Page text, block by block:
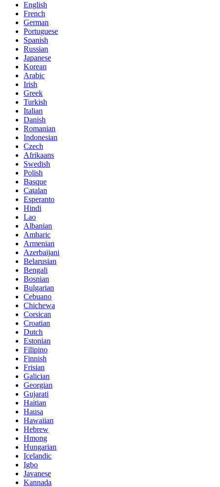
English
French
German
Portuguese
Spanish
Russian
Japanese
Korean
Arabic
Irish
Greek
Turkish
Italian
Danish
Romanian
Indonesian
Czech
Afrikaans
Swedish
Polish
Basque
Catalan
Esperanto
Hindi
Lao
Albanian
Amharic
Armenian
Azerbaijani
Belarusian
Bengali
Bosnian
Bulgarian
Cebuano
Chichewa
Corsican
Croatian
Dutch
Estonian
Filipino
Finnish
Frisian
Galician
Georgian
Gujarati
Haitian
Hausa
Hawaiian
Hebrew
Hmong
Hungarian
Icelandic
Igbo
Javanese
Kannada